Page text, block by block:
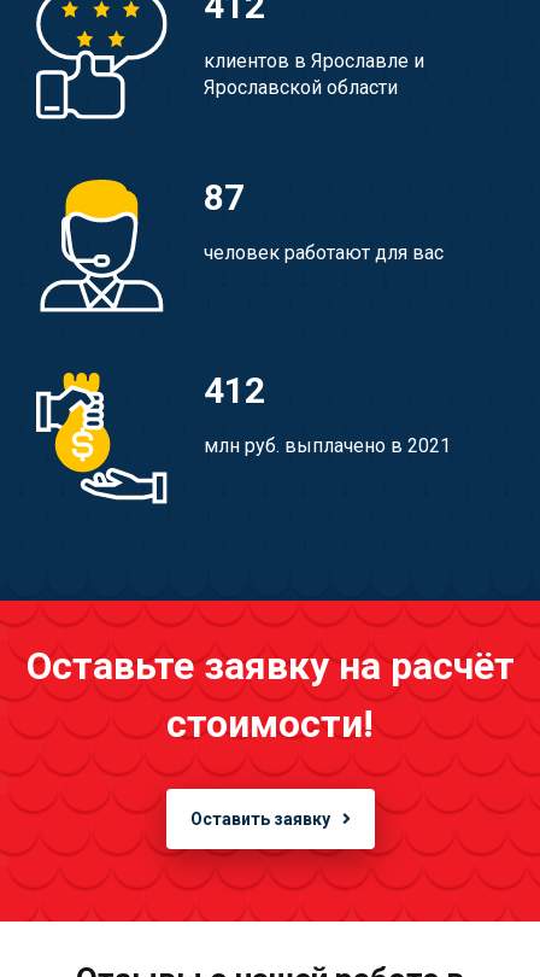
клиентов в Ярославле и
Ярославской области
87
человек работают для вас
412
млн руб. выплачено в 2021
Оставьте заявку на расчёт
стоимости!
Оставить заявку